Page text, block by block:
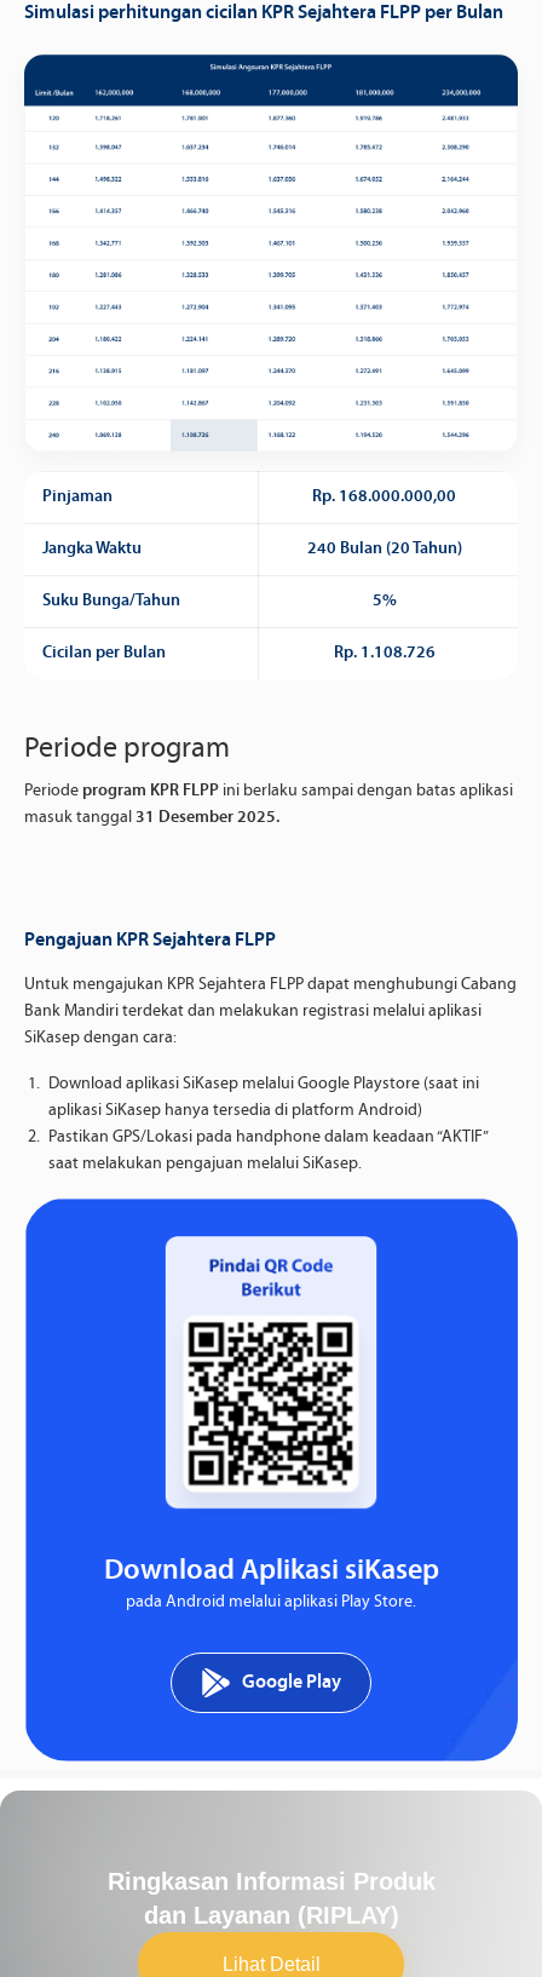
Simulasi perhitungan cicilan KPR Sejahtera FLPP per Bulan
Pinjaman Rp. 168.000.000,00
Jangka Waktu 240 Bulan (20 Tahun)
Suku Bunga/Tahun 5%
Cicilan per Bulan Rp. 1.108.726
Periode program
Periode program KPR FLPP ini berlaku sampai dengan batas aplikasi
masuk tanggal 31 Desember 2025.
Pengajuan KPR Sejahtera FLPP
Untuk mengajukan KPR Sejahtera FLPP dapat menghubungi Cabang
Bank Mandiri terdekat dan melakukan registrasi melalui aplikasi
SiKasep dengan cara:
Download aplikasi SiKasep melalui Google Playstore (saat ini
aplikasi SiKasep hanya tersedia di platform Android)
Pastikan GPS/Lokasi pada handphone dalam keadaan “AKTIF”
saat melakukan pengajuan melalui SiKasep.
Download Aplikasi siKasep
pada Android melalui aplikasi Play Store.
Google Play
Ringkasan Informasi Produk
dan Layanan (RIPLAY)
Lihat Detail